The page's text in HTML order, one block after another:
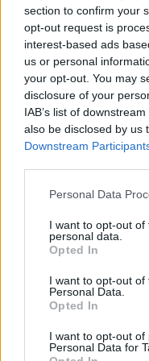
section to confirm your
opt-out request is
interest-based ads
us or personal
your opt-out. You may
disclosure of your
IAB’s list of
also be disclosed by us
Downstream
Please note that this
not limited to your visit
grant or deny consent
use your data for
consent section.
Personal Data
I want to opt-out
personal data.
Opted In
I want to opt-out of
Personal Data.
Opted In
I want to opt-out of
Personal Data for
op de sociale
kwetsbare
Ook zijn er